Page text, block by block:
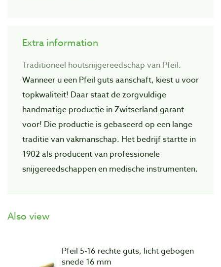
Extra information
Traditioneel houtsnijgereedschap van Pfeil.
Wanneer u een Pfeil guts aanschaft, kiest u voor
topkwaliteit! Daar staat de zorgvuIdige
handmatige productie in Zwitserland garant
voor! Die productie is gebaseerd op een lange
traditie van vakmanschap. Het bedrijf startte in
1902 als producent van professionele
snijgereedschappen en medische instrumenten.
Also view
Pfeil 5-16 rechte guts, licht gebogen
snede 16 mm